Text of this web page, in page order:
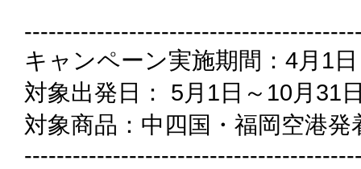
キャンペーン実施期間：4月1
対象出発日： 5月1日～10月31
対象商品：中四国・福岡空港